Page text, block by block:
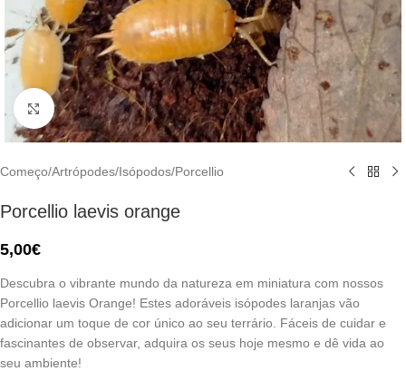
Click to enlarge
Começo/Artrópodes/Isópodos/Porcellio
Porcellio laevis orange
5,00€
Descubra o vibrante mundo da natureza em miniatura com nossos
Porcellio laevis Orange! Estes adoráveis isópodes laranjas vão
adicionar um toque de cor único ao seu terrário. Fáceis de cuidar e
fascinantes de observar, adquira os seus hoje mesmo e dê vida ao
seu ambiente!